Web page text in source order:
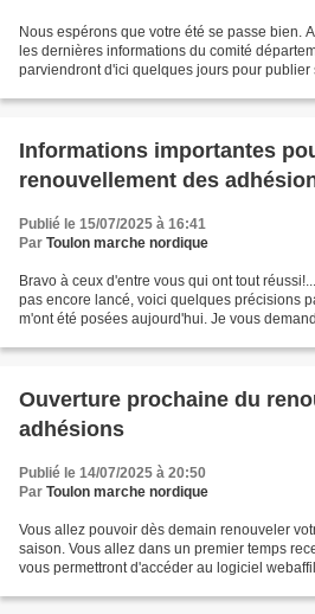
Nous espérons que votre été se passe bien.
les dernières informations du comité
parviendront d'ici quelques jours pour publier
Informations importantes
renouvellement des
Publié le 15/07/2025 à 16:41
Par Toulon marche nordique
Bravo à ceux d'entre vous qui ont tout
pas encore lancé, voici quelques précisions
m'ont été posées aujourd'hui. Je vous
Ouverture prochaine du
adhésions
Publié le 14/07/2025 à 20:50
Par Toulon marche nordique
Vous allez pouvoir dès demain renouveler
saison. Vous allez dans un premier temps
vous permettront d'accéder au logiciel